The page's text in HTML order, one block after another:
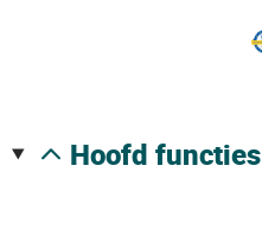
hoofd functies